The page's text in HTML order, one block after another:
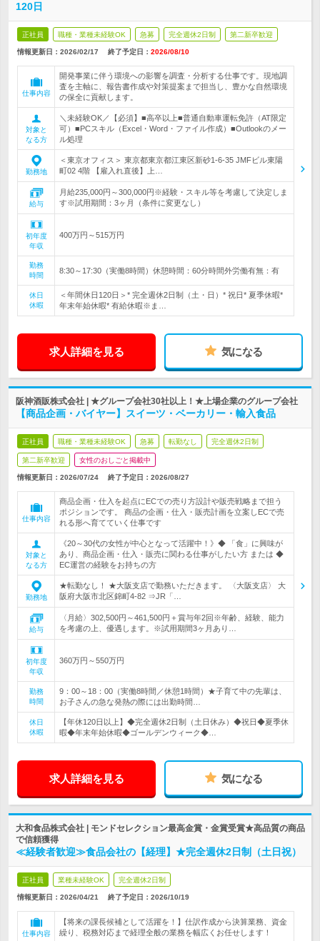
120日
正社員 職種・業種未経験OK 急募 完全週休2日制 第二新卒歓迎
情報更新日：2026/02/17 終了予定日： 2026/08/10
仕事内容
開発事業に伴う環境への影響を調査・分析する仕事です。現地調
査を主軸に、報告書作成や対策提案まで担当し、豊かな自然環境
の保全に貢献します。
対象と
なる方
＼未経験OK／【必須】■高卒以上■普通自動車運転免許（AT限定
可）■PCスキル（Excel・Word・ファイル作成）■Outlookのメー
ル処理
勤務地
＜東京オフィス＞ 東京都東京都江東区新砂1-6-35 JMFビル東陽
町02 4階 【雇入れ直後】上…
給与
月給235,000円～300,000円※経験・スキル等を考慮して決定しま
す※試用期間：3ヶ月（条件に変更なし）
初年度
年収
400万円～515万円
勤務
時間
8:30～17:30（実働8時間）休憩時間：60分時間外労働有無：有
休日
休暇
＜年間休日120日＞* 完全週休2日制（土・日）* 祝日* 夏季休暇*
年末年始休暇* 有給休暇※ま…
求人詳細を見る 気になる
阪神酒販株式会社 | ★グループ会社30社以上！★上場企業のグループ会社
【商品企画・バイヤー】スイーツ・ベーカリー・輸入食品
正社員 職種・業種未経験OK 急募 転勤なし 完全週休2日制
第二新卒歓迎 女性のおしごと掲載中
情報更新日：2026/07/24 終了予定日： 2026/08/27
仕事内容
商品企画・仕入を起点にECでの売り方設計や販売戦略まで担う
ポジションです。 商品の企画・仕入・販売計画を立案しECで売
れる形へ育てていく仕事です
対象と
なる方
《20～30代の女性が中心となって活躍中！》◆ 「食」に興味が
あり、商品企画・仕入・販売に関わる仕事がしたい方 または ◆
EC運営の経験をお持ちの方
勤務地
★転勤なし！ ★大阪支店で勤務いただきます。 〈大阪支店〉 大
阪府大阪市北区錦町4-82 ⇒JR「…
給与
〈月給〉302,500円～461,500円＋賞与年2回※年齢、経験、能力
を考慮の上、優遇します。※試用期間3ヶ月あり…
初年度
年収
360万円～550万円
勤務
時間
9：00～18：00（実働8時間／休憩1時間）★子育て中の先輩は、
お子さんの急な発熱の際には出勤時間…
休日
休暇
【年休120日以上】◆完全週休2日制（土日休み）◆祝日◆夏季休
暇◆年末年始休暇◆ゴールデンウィーク◆…
求人詳細を見る 気になる
大和食品株式会社 | モンドセレクション最高金賞・金賞受賞★高品質の商品
で信頼獲得
≪経験者歓迎≫食品会社の【経理】★完全週休2日制（土日祝）
正社員 業種未経験OK 完全週休2日制
情報更新日：2026/04/21 終了予定日： 2026/10/19
仕事内容
【将来の課長候補として活躍を！】仕訳作成から決算業務、資金
繰り、税務対応まで経理全般の業務を幅広くお任せします！